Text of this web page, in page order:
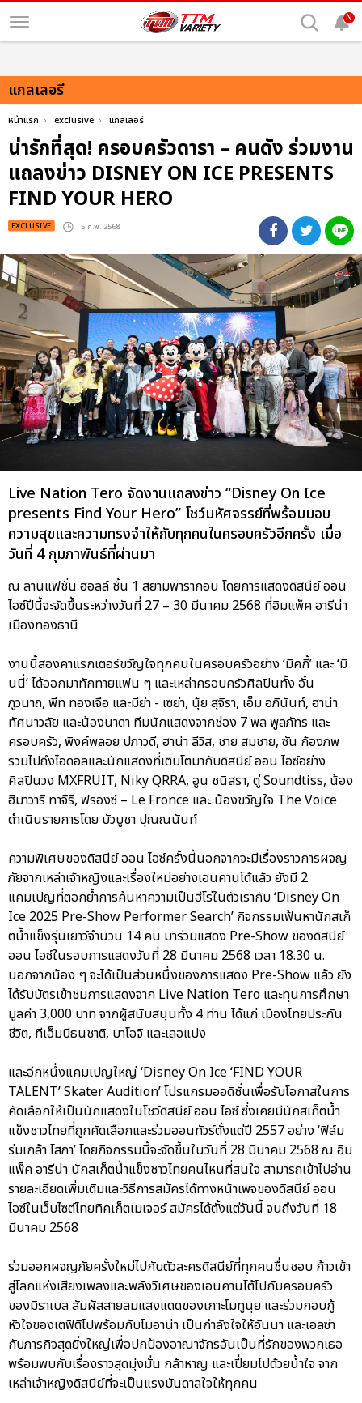
N
แกลเลอรี
หน้าแรก exclusive แกลเลอรี
น่ารักที่สุด! ครอบครัวดารา – คนดัง ร่วมงาน
แถลงข่าว DISNEY ON ICE PRESENTS
FIND YOUR HERO
EXCLUSIVE : 5 ก.พ. 2568
Live Nation Tero จัดงานแถลงข่าว “Disney On Ice
presents Find Your Hero” โชว์มหัศจรรย์ที่พร้อมมอบ
ความสุขและความทรงจำให้กับทุกคนในครอบครัวอีกครั้ง เมื่อ
วันที่ 4 กุมภาพันธ์ที่ผ่านมา
ณ ลานแฟชั่น ฮอลล์ ชั้น 1 สยามพารากอน โดยการแสดงดิสนีย์ ออน
ไอซ์ปีนี้จะจัดขึ้นระหว่างวันที่ 27 – 30 มีนาคม 2568 ที่อิมแพ็ค อารีน่า
เมืองทองธานี
งานนี้สองคาแรกเตอร์ขวัญใจทุกคนในครอบครัวอย่าง ‘มิคกี้’ และ ‘มิ
นนี่’ ได้ออกมาทักทายแฟน ๆ และเหล่าครอบครัวศิลปินทั้ง อั๋น
ภูวนาถ, พีท ทองเจือ และมีย่า - เซย่า, นุ้ย สุจิรา, เอ็ม อภินันท์, ฮาน่า
ทัศนาวลัย และน้องนาดา ทีมนักแสดงจากช่อง 7 พล พูลภัทร และ
ครอบครัว, พิงค์พลอย ปภาวดี, ฮาน่า ลีวิส, ชาย สมชาย, ซัน ก้องภพ
รวมไปถึงไอดอลและนักแสดงที่เติบโตมากับดิสนีย์ ออน ไอซ์อย่าง
ศิลปินวง MXFRUIT, Niky QRRA, อูน ชนิสรา, ตู่ Soundtiss, น้อง
ฮิมาวาริ ทาจิริ, ฟรองซ์ – Le Fronce และ น้องขวัญใจ The Voice
ดำเนินรายการโดย บัวบูชา ปุณณนันท์
ความพิเศษของดิสนีย์ ออน ไอซ์ครั้งนี้นอกจากจะมีเรื่องราวการผจญ
ภัยจากเหล่าเจ้าหญิงและเรื่องใหม่อย่างเอนคานโต้แล้ว ยังมี 2
แคมเปญที่ตอกย้ำการค้นหาความเป็นฮีโร่ในตัวเรากับ ‘Disney On
Ice 2025 Pre-Show Performer Search’ กิจกรรมเฟ้นหานักสเก็
ตน้ำแข็งรุ่นเยาว์จำนวน 14 คน มาร่วมแสดง Pre-Show ของดิสนีย์
ออน ไอซ์ในรอบการแสดงวันที่ 28 มีนาคม 2568 เวลา 18.30 น.
นอกจากน้อง ๆ จะได้เป็นส่วนหนึ่งของการแสดง Pre-Show แล้ว ยัง
ได้รับบัตรเข้าชมการแสดงจาก Live Nation Tero และทุนการศึกษา
มูลค่า 3,000 บาท จากผู้สนับสนุนทั้ง 4 ท่าน ได้แก่ เมืองไทยประกัน
ชีวิต, ทีเอ็มบีธนชาติ, บาโอจิ และเลอแปง
และอีกหนึ่งแคมเปญใหญ่ ‘Disney On Ice ‘FIND YOUR
TALENT’ Skater Audition’ โปรแกรมออดิชั่นเพื่อรับโอกาสในการ
คัดเลือกให้เป็นนักแสดงในโชว์ดิสนีย์ ออน ไอซ์ ซึ่งเคยมีนักสเก็ตน้ำ
แข็งชาวไทยที่ถูกคัดเลือกและร่วมออนทัวร์ตั้งแต่ปี 2557 อย่าง ‘ฟิล์ม
ร่มเกล้า โสภา’ โดยกิจกรรมนี้จะจัดขึ้นในวันที่ 28 มีนาคม 2568 ณ อิม
แพ็ค อารีน่า นักสเก็ตน้ำแข็งชาวไทยคนไหนที่สนใจ สามารถเข้าไปอ่าน
รายละเอียดเพิ่มเติมและวิธีการสมัครได้ทางหน้าเพจของดิสนีย์ ออน
ไอซ์ในเว็บไซต์ไทยทิคเก็ตเมเจอร์ สมัครได้ตั้งแต่วันนี้ จนถึงวันที่ 18
มีนาคม 2568
ร่วมออกผจญภัยครั้งใหม่ไปกับตัวละครดิสนีย์ที่ทุกคนชื่นชอบ ก้าวเข้า
สู่โลกแห่งเสียงเพลงและพลังวิเศษของเอนคานโต้ไปกับครอบครัว
ของมิราเบล สัมผัสสายลมแสงแดดของเกาะโมทูนุย และร่วมกอบกู้
หัวใจของเตฟิติไปพร้อมกับโมอาน่า เป็นกำลังใจให้อันนา และเอลซ่า
กับภารกิจสุดยิ่งใหญ่เพื่อปกป้องอาณาจักรอันเป็นที่รักของพวกเธอ
พร้อมพบกับเรื่องราวสุดมุ่งมั่น กล้าหาญ และเปี่ยมไปด้วยน้ำใจ จาก
เหล่าเจ้าหญิงดิสนีย์ที่จะเป็นแรงบันดาลใจให้ทุกคน